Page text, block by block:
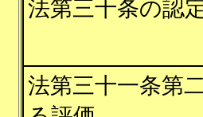
法第三十条の認
法第三十一条第